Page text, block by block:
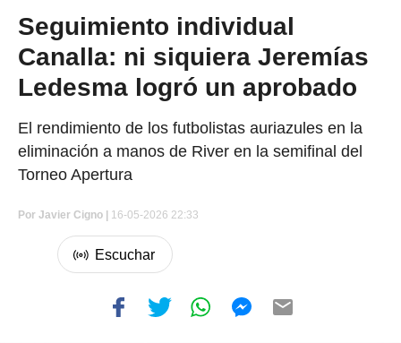
Seguimiento individual
Canalla: ni siquiera Jeremías
Ledesma logró un aprobado
El rendimiento de los futbolistas auriazules en la
eliminación a manos de River en la semifinal del
Torneo Apertura
Por Javier Cigno | 16-05-2026 22:33